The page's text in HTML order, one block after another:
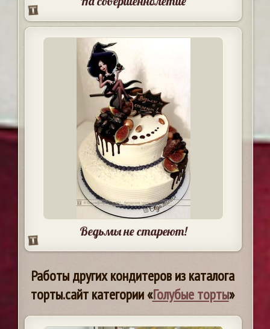
Ведьмы не стареют!
Работы других кондитеров из каталога
торты.сайт категории «Голубые торты»